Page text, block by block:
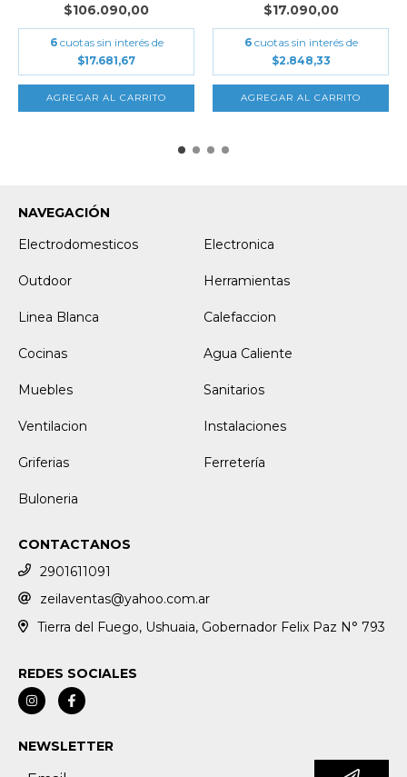
$106.090,00
6 cuotas sin interés de
$17.681,67
$17.090,00
6 cuotas sin interés de
$2.848,33
NAVEGACIÓN
Electrodomesticos
Electronica
Outdoor Herramientas
Linea Blanca Calefaccion
Cocinas Agua Caliente
Muebles Sanitarios
Ventilacion Instalaciones
Griferias Ferretería
Buloneria
CONTACTANOS
2901611091
zeilaventas@yahoo.com.ar
Tierra del Fuego, Ushuaia, Gobernador Felix Paz N° 793
REDES SOCIALES
NEWSLETTER